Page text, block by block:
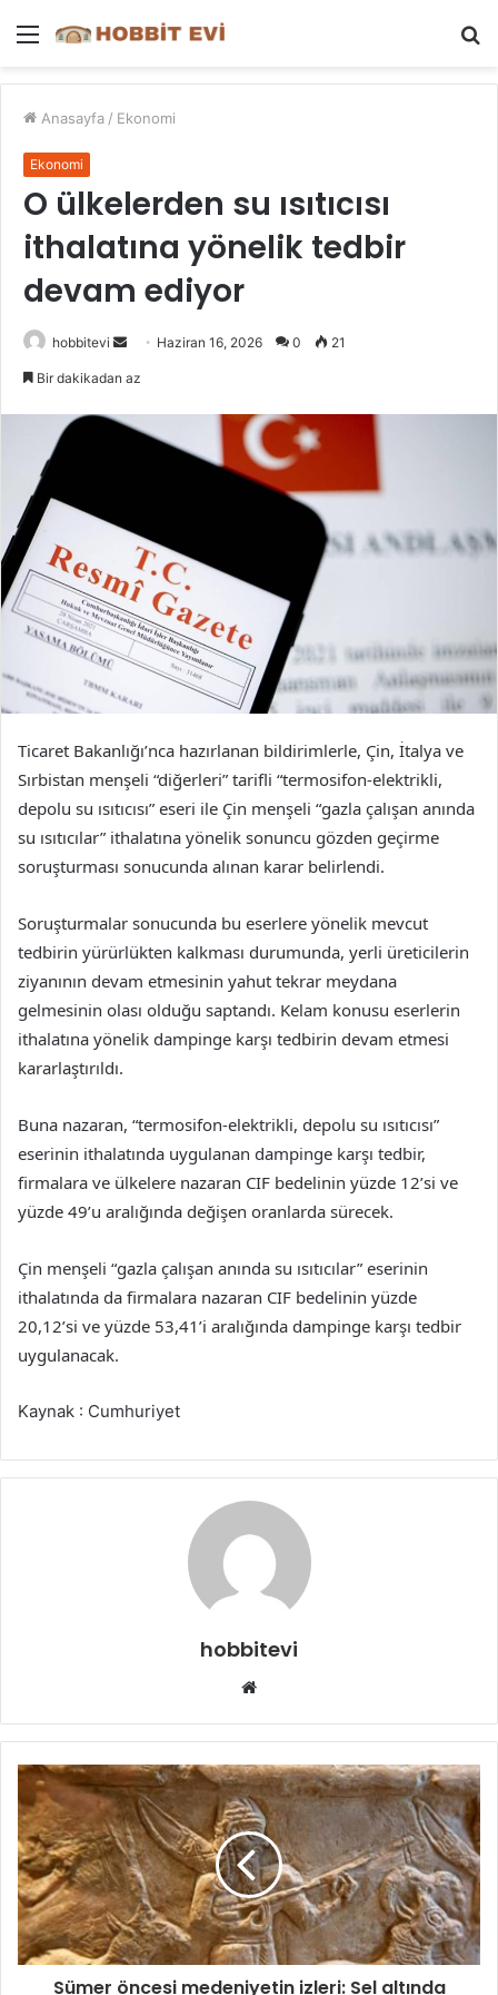
Menü
Anasayfa / Ekonomi
Ekonomi
O ülkelerden su ısıtıcısı
ithalatına yönelik tedbir
devam ediyor
hobbitevi
Bir
göndermek
Haziran 16, 2026 0 21
Bir dakikadan az
Ticaret Bakanlığı’nca hazırlanan bildirimlerle, Çin, İtalya ve
Sırbistan menşeli “diğerleri” tarifli “termosifon-elektrikli,
depolu su ısıtıcısı” eseri ile Çin menşeli “gazla çalışan anında
su ısıtıcılar” ithalatına yönelik sonuncu gözden geçirme
soruşturması sonucunda alınan karar belirlendi.
Soruşturmalar sonucunda bu eserlere yönelik mevcut
tedbirin yürürlükten kalkması durumunda, yerli üreticilerin
ziyanının devam etmesinin yahut tekrar meydana
gelmesinin olası olduğu saptandı. Kelam konusu eserlerin
ithalatına yönelik dampinge karşı tedbirin devam etmesi
kararlaştırıldı.
Buna nazaran, “termosifon-elektrikli, depolu su ısıtıcısı”
eserinin ithalatında uygulanan dampinge karşı tedbir,
firmalara ve ülkelere nazaran CIF bedelinin yüzde 12’si ve
yüzde 49’u aralığında değişen oranlarda sürecek.
Çin menşeli “gazla çalışan anında su ısıtıcılar” eserinin
ithalatında da firmalara nazaran CIF bedelinin yüzde
20,12’si ve yüzde 53,41’i aralığında dampinge karşı tedbir
uygulanacak.
Kaynak : Cumhuriyet
hobbitevi
Web
Sümer öncesi medeniyetin izleri: Sel altında